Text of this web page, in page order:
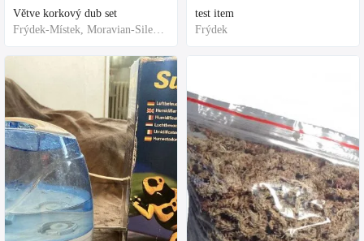
Větve korkový dub set
Frýdek-Místek, Moravian-Silesian Region,Others
test item
Frýdek